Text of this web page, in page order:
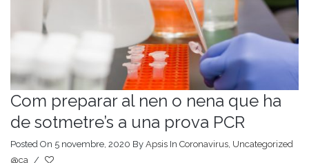
Com preparar al nen o nena que ha
de sotmetre’s a una prova PCR
Posted On 5 novembre, 2020 By Apsis In Coronavirus Uncategorized
@ca
/